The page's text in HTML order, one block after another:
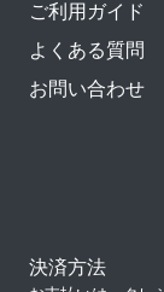
ご利用ガイド
よくある質問
お問い合わせ
決済方法